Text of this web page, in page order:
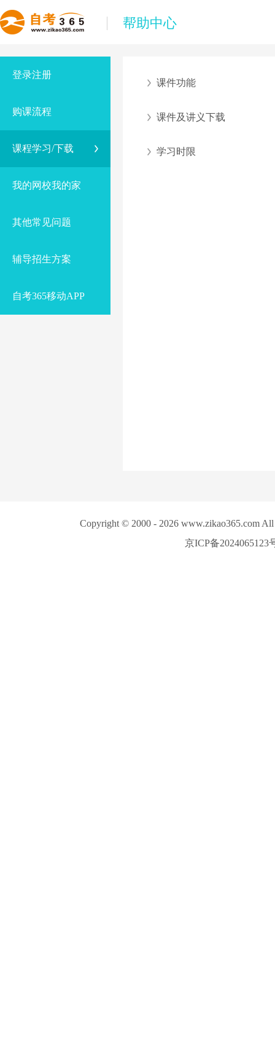
帮助中心
登录注册
购课流程
课程学习/下载
我的网校我的家
其他常见问题
辅导招生方案
自考365移动APP
课件功能
课件及讲义下载
学习时限
Copyright © 2000 - 2026 www.zikao365.com
京ICP备2024065123